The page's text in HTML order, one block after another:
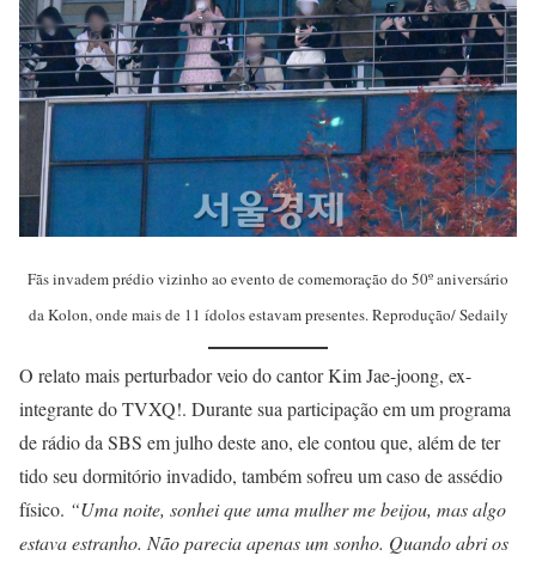
Fãs invadem prédio vizinho ao evento de comemoração do 50º aniversário
da Kolon, onde mais de 11 ídolos estavam presentes. Reprodução/ Sedaily
O relato mais perturbador veio do cantor Kim Jae-joong, ex-
integrante do TVXQ!. Durante sua participação em um programa
de rádio da SBS em julho deste ano, ele contou que, além de ter
tido seu dormitório invadido, também sofreu um caso de assédio
físico. “Uma noite, sonhei que uma mulher me beijou, mas algo
estava estranho. Não parecia apenas um sonho. Quando abri os